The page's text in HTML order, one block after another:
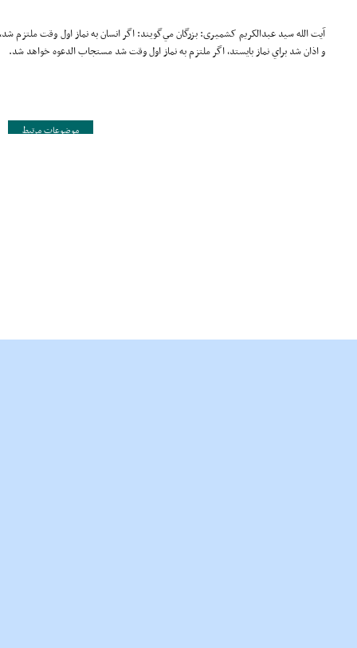
آیت الله سید عبدالکریم کشمیری: بزرگان مي‌گويند: اگر انسان به نماز اول وقت ملتزم شد،
و اذان شد براي نماز بايستد، اگر ملتزم به نماز اول وقت شد مستجاب الدعوه خواهد شد.
موضوعات مرتبط